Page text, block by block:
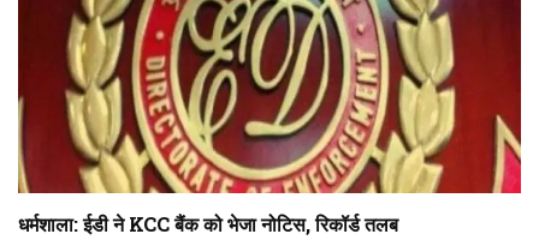
धर्मशाला: ईडी ने KCC बैंक को भेजा नोटिस, रिकॉर्ड तलब